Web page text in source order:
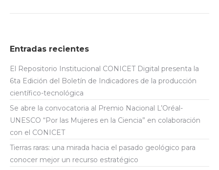
Entradas recientes
El Repositorio Institucional CONICET Digital presenta la
6ta Edición del Boletín de Indicadores de la producción
científico-tecnológica
Se abre la convocatoria al Premio Nacional L’Oréal-
UNESCO “Por las Mujeres en la Ciencia” en colaboración
con el CONICET
Tierras raras: una mirada hacia el pasado geológico para
conocer mejor un recurso estratégico